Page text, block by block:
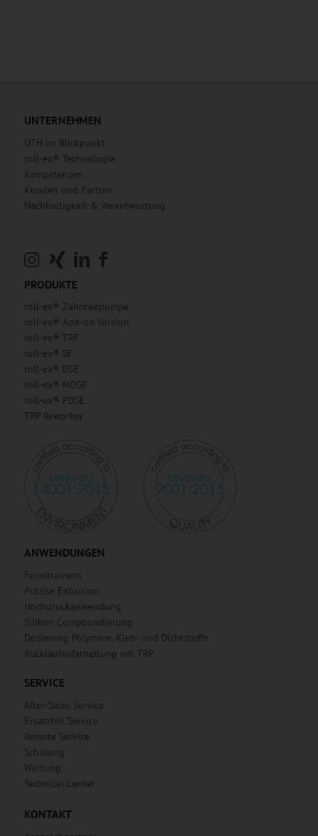
UNTERNEHMEN
UTH im Blickpunkt
roll-ex® Technologie
Kompetenzen
Kunden und Partner
Nachhaltigkeit & Verantwortung
PRODUKTE
roll-ex® Zahnradpumpe
roll-ex® Add-on Version
roll-ex® TRF
roll-ex® SF
roll-ex® DSE
roll-ex® MDSE
roll-ex® PDSE
TRP Reworker
ANWENDUNGEN
Feinstrainern
Präzise Extrusion
Hochdruckanwendung
Silikon Compoundierung
Dosierung Polymere, Kleb- und Dichtstoffe
Rücklaufaufarbeitung mit TRP
SERVICE
After-Sales Service
Ersatzteil Service
Remote Service
Schulung
Wartung
Technical Center
KONTAKT